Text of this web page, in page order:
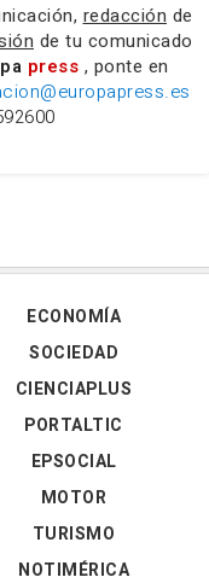
redacción de
de tu comunicado
press , ponte en
ECONOMÍA
SOCIEDAD
CIENCIAPLUS
PORTALTIC
EPSOCIAL
MOTOR
TURISMO
NOTIMÉRICA